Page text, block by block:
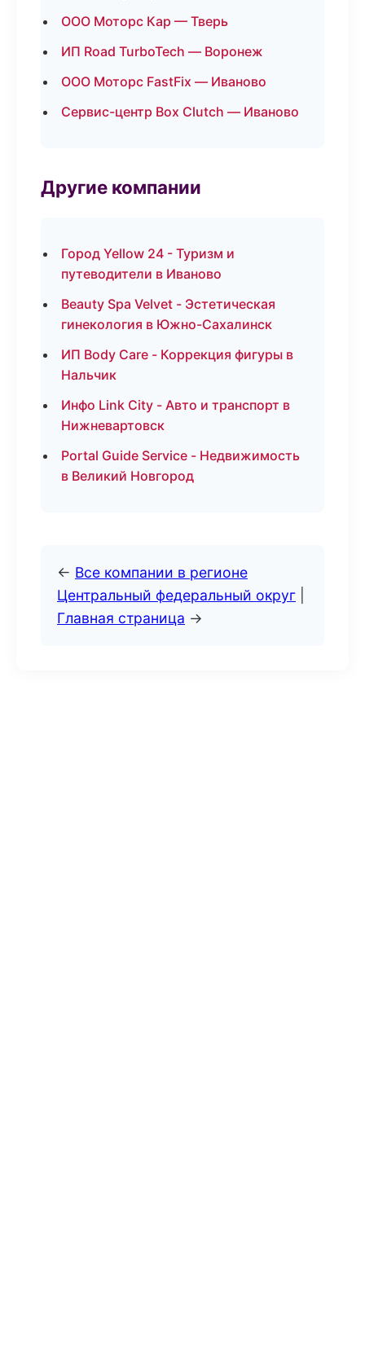
ООО Моторс Кар — Тверь
ИП Road TurboTech — Воронеж
ООО Моторс FastFix — Иваново
Сервис-центр Box Clutch — Иваново
Другие компании
Город Yellow 24 - Туризм и
путеводители в Иваново
Beauty Spa Velvet - Эстетическая
гинекология в Южно-Сахалинск
ИП Body Care - Коррекция фигуры в
Нальчик
Инфо Link City - Авто и транспорт в
Нижневартовск
Portal Guide Service - Недвижимость
в Великий Новгород
← Все компании в регионе
Центральный федеральный округ
Главная страница →